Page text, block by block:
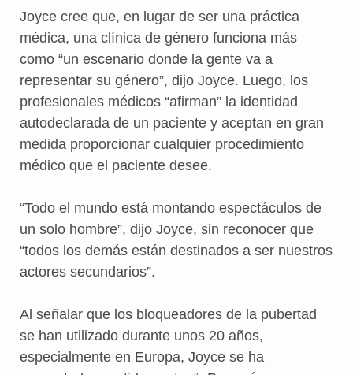
Joyce cree que, en lugar de ser una práctica
médica, una clínica de género funciona más
como “un escenario donde la gente va a
representar su género”, dijo Joyce. Luego, los
profesionales médicos “afirman” la identidad
autodeclarada de un paciente y aceptan en gran
medida proporcionar cualquier procedimiento
médico que el paciente desee.
“Todo el mundo está montando espectáculos de
un solo hombre”, dijo Joyce, sin reconocer que
“todos los demás están destinados a ser nuestros
actores secundarios”.
Al señalar que los bloqueadores de la pubertad
se han utilizado durante unos 20 años,
especialmente en Europa, Joyce se ha